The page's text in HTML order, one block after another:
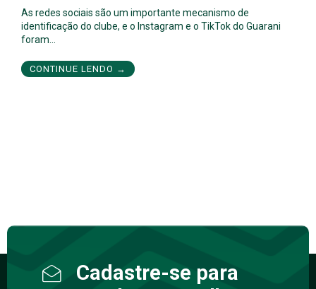
As redes sociais são um importante mecanismo de
identificação do clube, e o Instagram e o TikTok do Guarani
foram…
CONTINUE LENDO →
Cadastre-se para